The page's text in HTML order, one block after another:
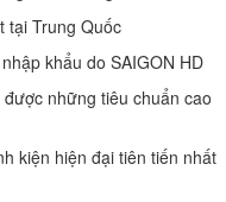
tại Trung Quốc
khẩu do SAIGON HD
những tiêu chuẩn cao
kiện hiện đại tiên tiến nhất